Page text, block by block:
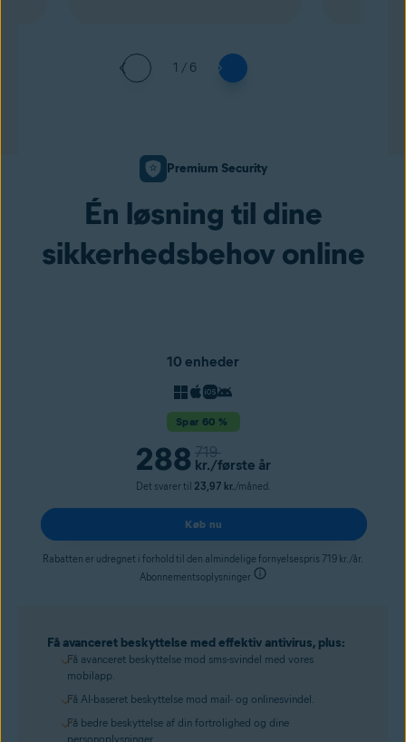
1 / 6
Premium Security
Én løsning til dine
sikkerhedsbehov online
Få avanceret beskyttelse med effektiv antivirus, plus:
Få avanceret beskyttelse mod sms-svindel med vores
mobilapp.
Få AI-baseret beskyttelse mod mail- og onlinesvindel.
Få bedre beskyttelse af din fortrolighed og dine
personoplysninger.
10 enheder
Spar 60 %
288 719
kr./første år
Det svarer til 23,97 kr./måned.
Køb nu
Rabatten er udregnet i forhold til den almindelige fornyelsespris 719 kr./år.
Abonnementsoplysninger